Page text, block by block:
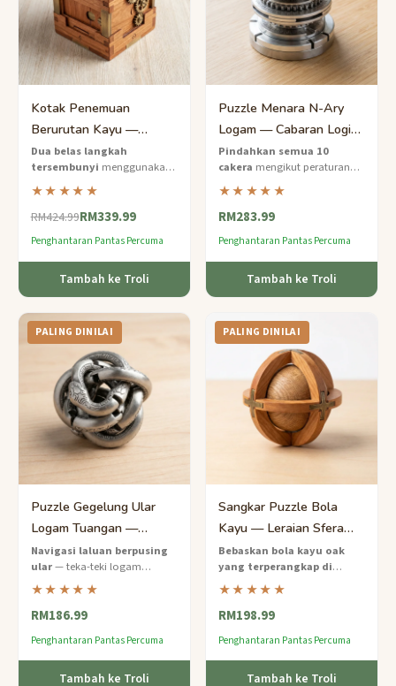
Kotak Penemuan
Berurutan Kayu —
Penyelesaian 12
Langkah Pakar
Dua belas langkah
tersembunyi menggunakan
alat tersembunyi dan
kompartmen rahsia — sebuah
karya penemuan berurutan
★★★★★
RM424.99RM339.99
Penghantaran Pantas Percuma
Tambah ke Troli
Puzzle Menara N-Ary
Logam — Cabaran Logik
Binari Pakar
Pindahkan semua 10
cakera mengikut peraturan
binari yang ketat pada
menara logam yang diproses
dengan ketepatan ini — lebih
menyelesaikannya.
★★★★★
RM283.99
Penghantaran Pantas Percuma
Tambah ke Troli
PALING DINILAI
Puzzle Gegelung Ular
Logam Tuangan —
Labirint Berpusing Pakar
Navigasi laluan berpusing
ular— teka-teki logam
tuangan tahap pakar di mana
pin tersembunyi mesti
bergerak melalui labirin
★★★★★
RM186.99
Penghantaran Pantas Percuma
Tambah ke Troli
PALING DINILAI
Sangkar Puzzle Bola
Kayu — Leraian Sfera
Terperangkap Pakar
Bebaskan bola kayu oak
yang terperangkap di
dalam sangkar jalinan
yang rumit— puzzle kayu
tahap pakar yang
dan manipulasi yang tepat.
★★★★★
RM198.99
Penghantaran Pantas Percuma
Tambah ke Troli